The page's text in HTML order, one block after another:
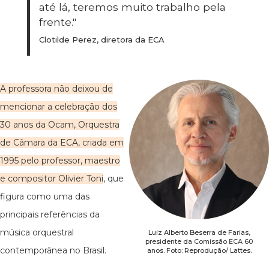
até lá, teremos muito trabalho pela
frente."
Clotilde Perez, diretora da ECA
Luiz Alberto Beserra de Farias,
presidente da Comissão ECA 60
anos. Foto: Reprodução/ Lattes.
A professora não deixou de
mencionar a celebração dos
30 anos da Ocam, Orquestra
de Câmara da ECA, criada em
1995 pelo professor, maestro
e compositor Olivier Toni, que
figura como uma das
principais referências da
música orquestral
contemporânea no Brasil.